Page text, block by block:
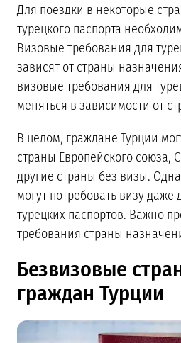
Для поездки в некоторые
турецкого паспорта
Визовые требования для
зависят от страны
визовые требования для
меняться в зависимости от
В целом, граждане Турции
страны Европейского союза,
другие страны без визы.
могут потребовать визу даже
турецких паспортов. Важно
требования страны
Безвизовые
граждан Турции